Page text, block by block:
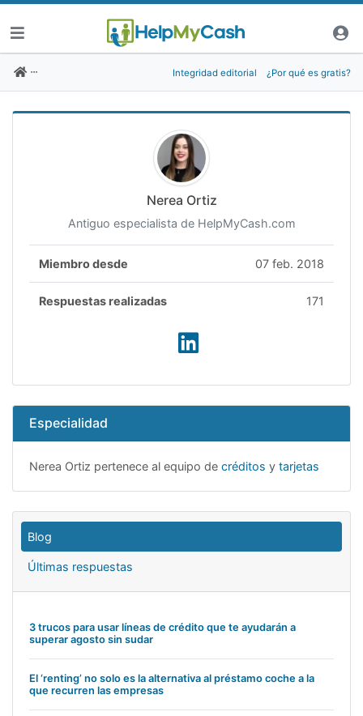
Integridad editorial ¿Por qué es gratis?
Nerea Ortiz
Antiguo especialista de HelpMyCash.com
Miembro desde 07 feb. 2018
Respuestas realizadas 171
Especialidad
Nerea Ortiz pertenece al equipo de créditos y tarjetas
Blog
Últimas respuestas
3 trucos para usar líneas de crédito que te ayudarán a
superar agosto sin sudar
El ‘renting’ no solo es la alternativa al préstamo coche a la
que recurren las empresas